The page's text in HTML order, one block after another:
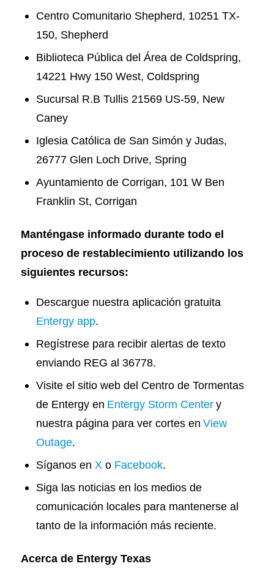
Centro Comunitario Shepherd, 10251 TX-
150, Shepherd
Biblioteca Pública del Área de Coldspring,
14221 Hwy 150 West, Coldspring
Sucursal R.B Tullis 21569 US-59, New
Caney
Iglesia Católica de San Simón y Judas,
26777 Glen Loch Drive, Spring
Ayuntamiento de Corrigan, 101 W Ben
Franklin St, Corrigan
Manténgase informado durante todo el
proceso de restablecimiento utilizando los
siguientes recursos:
Descargue nuestra aplicación gratuita
Entergy app.
Regístrese para recibir alertas de texto
enviando REG al 36778.
Visite el sitio web del Centro de Tormentas
de Entergy en Entergy Storm Centery
nuestra página para ver cortes en View
Outage.
Síganos en Xo Facebook.
Siga las noticias en los medios de
comunicación locales para mantenerse al
tanto de la información más reciente.
Acerca de Entergy Texas